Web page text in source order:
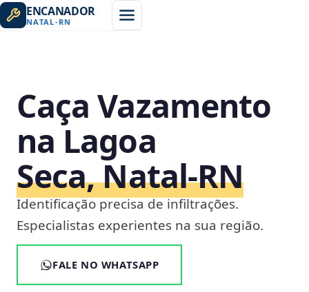
ENCANADOR
NATAL-RN
Caça Vazamento
na Lagoa
Seca, Natal‑RN
Identificação precisa de infiltrações.
Especialistas experientes na sua região.
FALE NO WHATSAPP